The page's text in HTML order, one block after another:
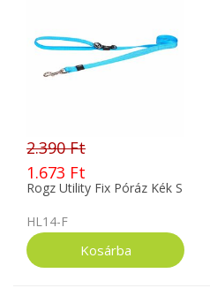
2.390 Ft
1.673 Ft
Rogz Utility Fix Póráz Kék S
HL14-F